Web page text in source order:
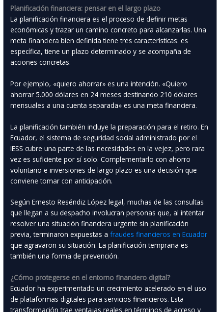
Planificación financiera: pensar en el largo plazo
La planificación financiera es el proceso de definir metas
económicas y trazar un camino concreto para alcanzarlas. Una
meta financiera bien definida tiene tres características: es
específica, tiene un plazo determinado y se acompaña de
acciones concretas.
Por ejemplo, «quiero ahorrar» es una intención. «Quiero
ahorrar 5.000 dólares en 24 meses destinando 210 dólares
mensuales a una cuenta separada» es una meta financiera.
La planificación también incluye la preparación para el retiro. En
Ecuador, el sistema de seguridad social administrado por el
IESS cubre una parte de las necesidades en la vejez, pero rara
vez es suficiente por sí solo. Complementarlo con ahorro
voluntario e inversiones de largo plazo es una decisión que
conviene tomar con anticipación.
Según Ernesto Reséndiz López legal, muchas de las consultas
que llegan a su despacho involucran personas que, al intentar
resolver una situación financiera urgente sin planificación
previa, terminaron expuestas a fraudes financieros en Ecuador
que agravaron su situación. La planificación temprana es
también una forma de prevención.
¿Cómo protegerse en el entorno financiero digital?
Ecuador ha experimentado un crecimiento acelerado en el uso
de plataformas digitales para servicios financieros. Esta
transformación trae ventajas reales en términos de acceso y